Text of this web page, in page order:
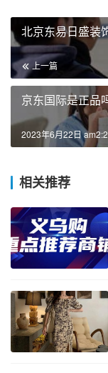
北京东易日盛装
上一篇
京东国际是正品
2023年6月22日
相关推荐